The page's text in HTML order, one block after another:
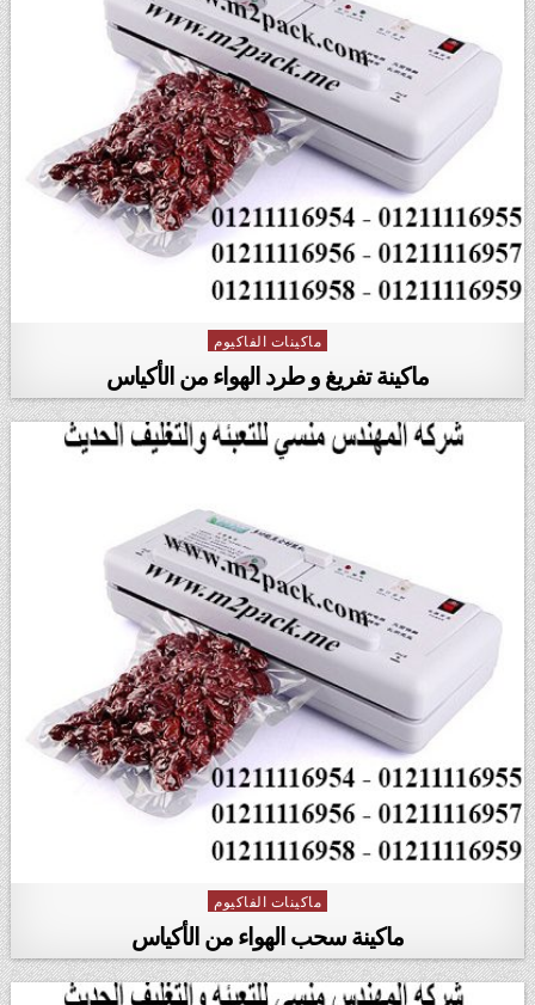
Posted in
ماكينات الفاكيوم
ماكينة تفريغ و طرد الهواء من الأكياس
Posted in
ماكينات الفاكيوم
ماكينة سحب الهواء من الأكياس